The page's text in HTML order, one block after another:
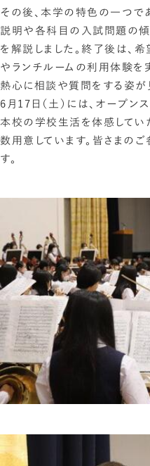
その後、本学の特色の一つで
説明や各科目の入試問題の傾
を解説しました。終了後は、
やランチルームの利用体験を
熱心に相談や質問をする姿が
6月17日（土）には、オープン
本校の学校生活を体感してい
数用意しています。皆さまの
す。